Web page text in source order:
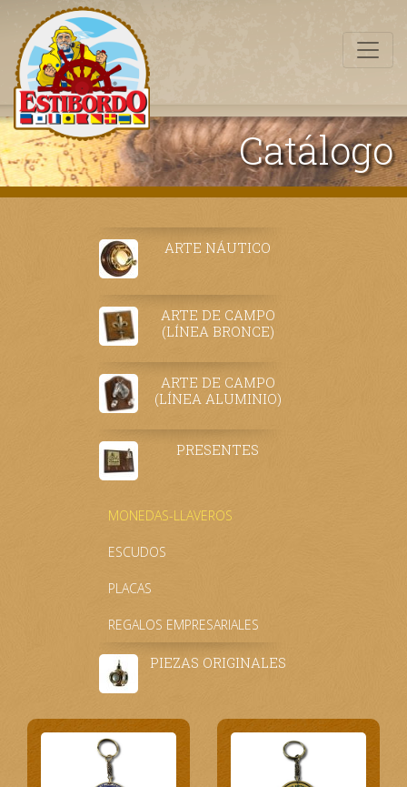
Catálogo
ARTE NÁUTICO
ARTE DE CAMPO
(LÍNEA BRONCE)
ARTE DE CAMPO
(LÍNEA ALUMINIO)
PRESENTES
MONEDAS-LLAVEROS
ESCUDOS
PLACAS
REGALOS EMPRESARIALES
PIEZAS ORIGINALES